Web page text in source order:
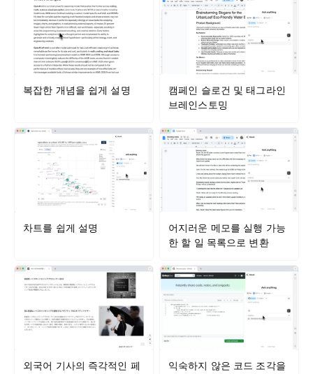
복잡한 개념을 쉽게 설명
캠페인 슬로건 및 태그라인
브레인스토밍
차트를 쉽게 설명
어지러운 메모를 실행 가능
한 할 일 목록으로 변환
외국어 기사의 즉각적인 페
익숙하지 않은 코드 조각을